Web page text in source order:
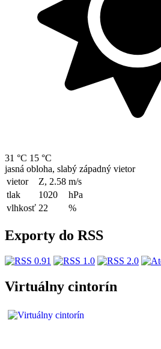
31 °C 15 °C
jasná obloha, slabý západný vietor
vietor
Z, 2.58 m/s
tlak
1020
hPa
vlhkosť 22 %
Exporty do RSS
Virtuálny cintorín